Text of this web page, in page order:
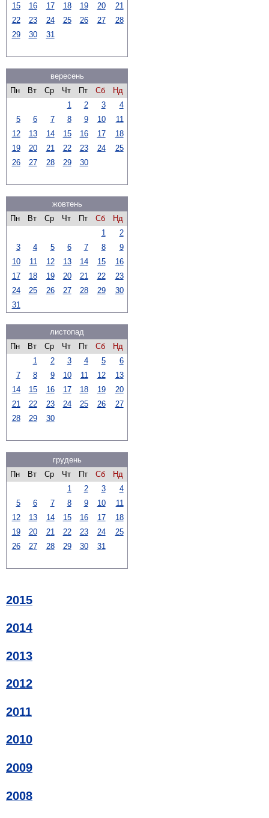
15
16 17 18 19 20
21
22
23 24 25 26 27
28
29
30 31
вересень
Пн
Вт Ср Чт Пт Сб
Нд
1
2 3
4
5
6 7 8 9 10
11
12
13 14 15 16 17
18
19
20 21 22 23 24
25
26
27 28 29 30
жовтень
Пн
Вт Ср Чт Пт Сб
Нд
1
2
3
4 5 6 7 8
9
10
11 12 13 14 15
16
17
18 19 20 21 22
23
24
25 26 27 28 29
30
31
листопад
Пн
Вт Ср Чт Пт Сб
Нд
1
2 3 4 5
6
7
8 9 10 11 12
13
14
15 16 17 18 19
20
21
22 23 24 25 26
27
28
29 30
грудень
Пн
Вт Ср Чт Пт Сб
Нд
1
2 3
4
5
6 7 8 9 10
11
12
13 14 15 16 17
18
19
20 21 22 23 24
25
26
27 28 29 30 31
2015
2014
2013
2012
2011
2010
2009
2008